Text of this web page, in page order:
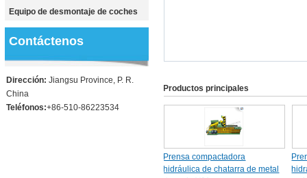
Equipo de desmontaje de coches
Contáctenos
Dirección: Jiangsu Province, P. R.
China
Teléfonos:+86-510-86223534
Productos principales
Prensa compactadora
hidráulica de chatarra de metal